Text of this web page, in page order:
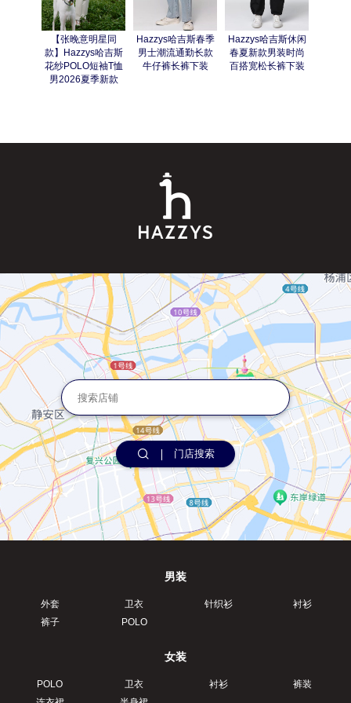
【张晚意明星同
款】Hazzys哈吉斯
花纱POLO短袖T恤
男2026夏季新款
Hazzys哈吉斯春季
男士潮流通勤长款
牛仔裤长裤下装
Hazzys哈吉斯休闲
春夏新款男装时尚
百搭宽松长裤下装
门店搜索
男装
外套 卫衣 针织衫
衬衫
裤子
POLO
女装
POLO 卫衣 衬衫
裤装